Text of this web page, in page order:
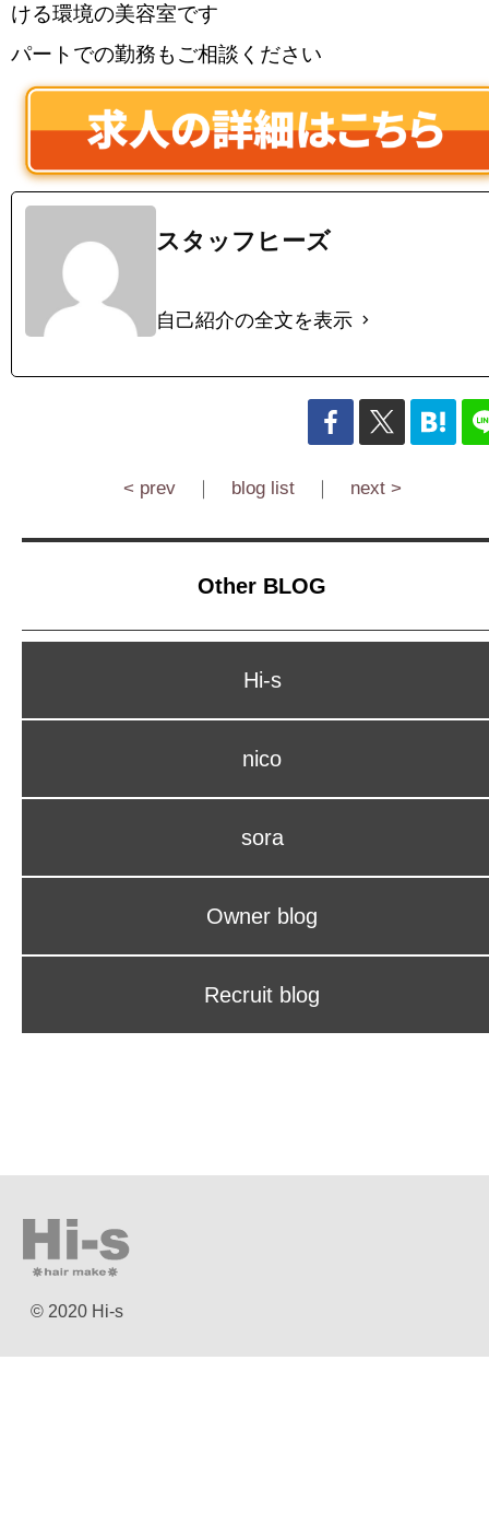
ける環境の美容室です
パートでの勤務もご相談ください
スタッフヒーズ
自己紹介の全文を表示
< prev｜ blog list｜ next >
Other BLOG
Hi-s
nico
sora
Owner blog
Recruit blog
© 2020 Hi-s